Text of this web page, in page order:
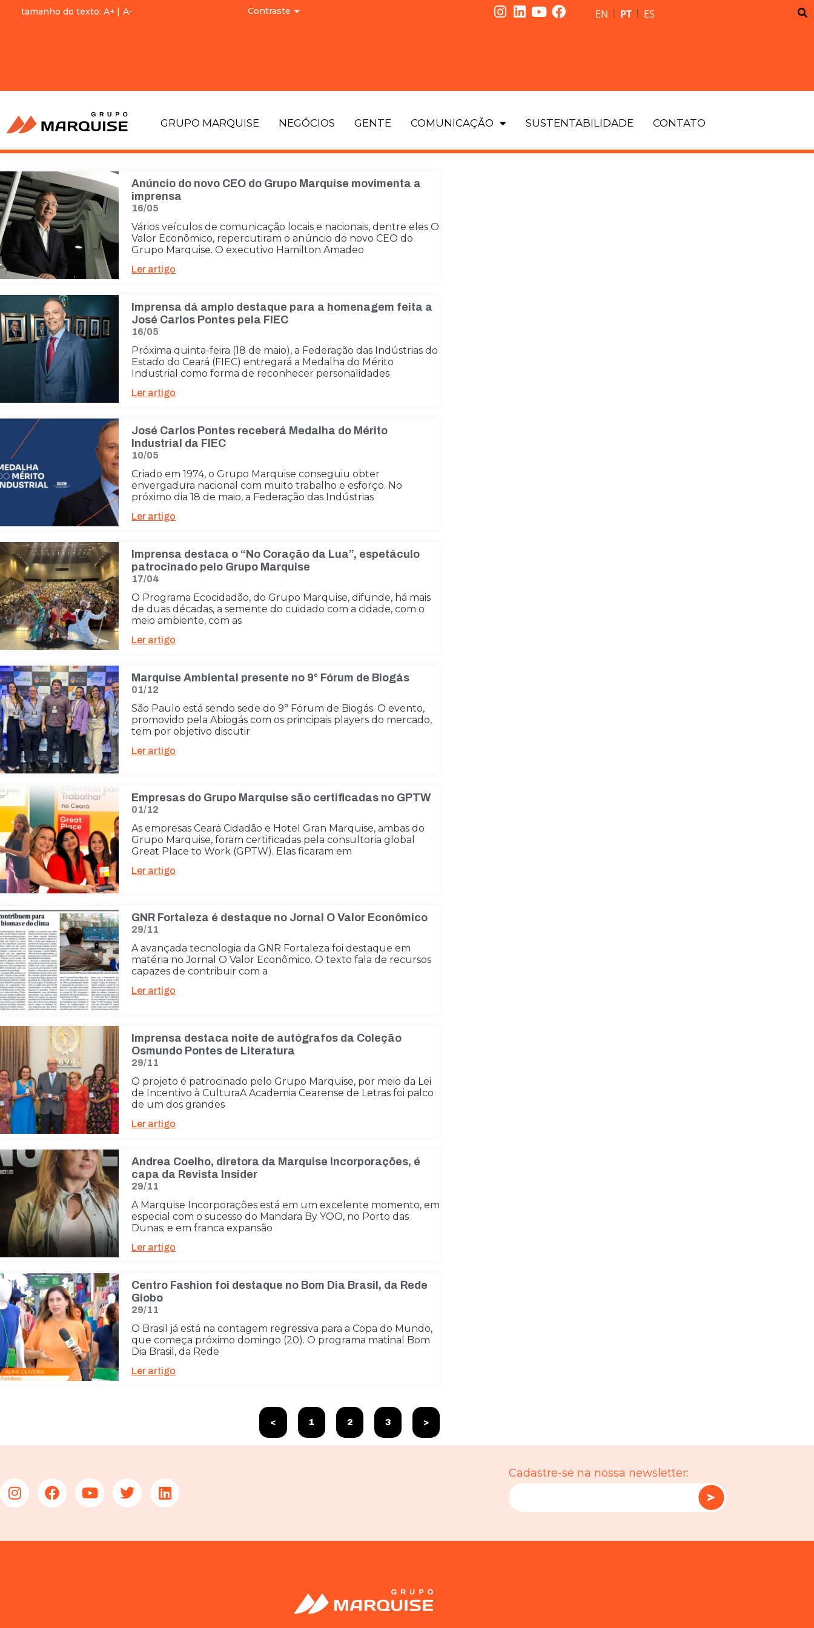
tamanho do texto: A+ | A- Contraste EN | PT | ES
GRUPO MARQUISE NEGÓCIOS GENTE COMUNICAÇÃO SUSTENTABILIDADE CONTATO
Anúncio do novo CEO do Grupo Marquise movimenta a
imprensa
16/05
Vários veículos de comunicação locais e nacionais, dentre eles O
Valor Econômico, repercutiram o anúncio do novo CEO do
Grupo Marquise. O executivo Hamilton Amadeo
Ler artigo
Imprensa dá amplo destaque para a homenagem feita a
José Carlos Pontes pela FIEC
16/05
Próxima quinta-feira (18 de maio), a Federação das Indústrias do
Estado do Ceará (FIEC) entregará a Medalha do Mérito
Industrial como forma de reconhecer personalidades
Ler artigo
José Carlos Pontes receberá Medalha do Mérito
Industrial da FIEC
10/05
Criado em 1974, o Grupo Marquise conseguiu obter
envergadura nacional com muito trabalho e esforço. No
próximo dia 18 de maio, a Federação das Indústrias
Ler artigo
Imprensa destaca o “No Coração da Lua”, espetáculo
patrocinado pelo Grupo Marquise
17/04
O Programa Ecocidadão, do Grupo Marquise, difunde, há mais
de duas décadas, a semente do cuidado com a cidade, com o
meio ambiente, com as
Ler artigo
Marquise Ambiental presente no 9° Fórum de Biogás
01/12
São Paulo está sendo sede do 9° Fórum de Biogás. O evento,
promovido pela Abiogás com os principais players do mercado,
tem por objetivo discutir
Ler artigo
Empresas do Grupo Marquise são certificadas no GPTW
01/12
As empresas Ceará Cidadão e Hotel Gran Marquise, ambas do
Grupo Marquise, foram certificadas pela consultoria global
Great Place to Work (GPTW). Elas ficaram em
Ler artigo
GNR Fortaleza é destaque no Jornal O Valor Econômico
29/11
A avançada tecnologia da GNR Fortaleza foi destaque em
matéria no Jornal O Valor Econômico. O texto fala de recursos
capazes de contribuir com a
Ler artigo
Imprensa destaca noite de autógrafos da Coleção
Osmundo Pontes de Literatura
29/11
O projeto é patrocinado pelo Grupo Marquise, por meio da Lei
de Incentivo à CulturaA Academia Cearense de Letras foi palco
de um dos grandes
Ler artigo
Andrea Coelho, diretora da Marquise Incorporações, é
capa da Revista Insider
29/11
A Marquise Incorporações está em um excelente momento, em
especial com o sucesso do Mandara By YOO, no Porto das
Dunas; e em franca expansão
Ler artigo
Centro Fashion foi destaque no Bom Dia Brasil, da Rede
Globo
29/11
O Brasil já está na contagem regressiva para a Copa do Mundo,
que começa próximo domingo (20). O programa matinal Bom
Dia Brasil, da Rede
Ler artigo
< 1 2 3 >
Cadastre-se na nossa newsletter:
para o
funcionamento
do site.